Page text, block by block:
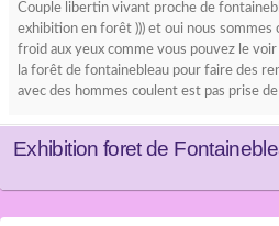
Couple libertin vivant proche de
exhibition en forêt ))) et oui nous sommes
froid aux yeux comme vous pouvez le
la forêt de fontainebleau pour faire des
avec des hommes coulent est pas prise
Exhibition foret de